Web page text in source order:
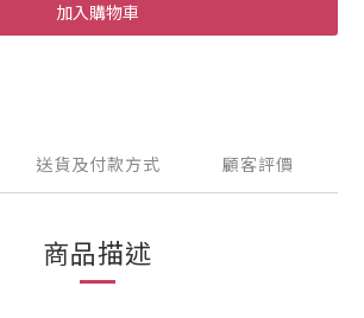
加入購物車
送貨及付款方式 顧客評價
商品描述